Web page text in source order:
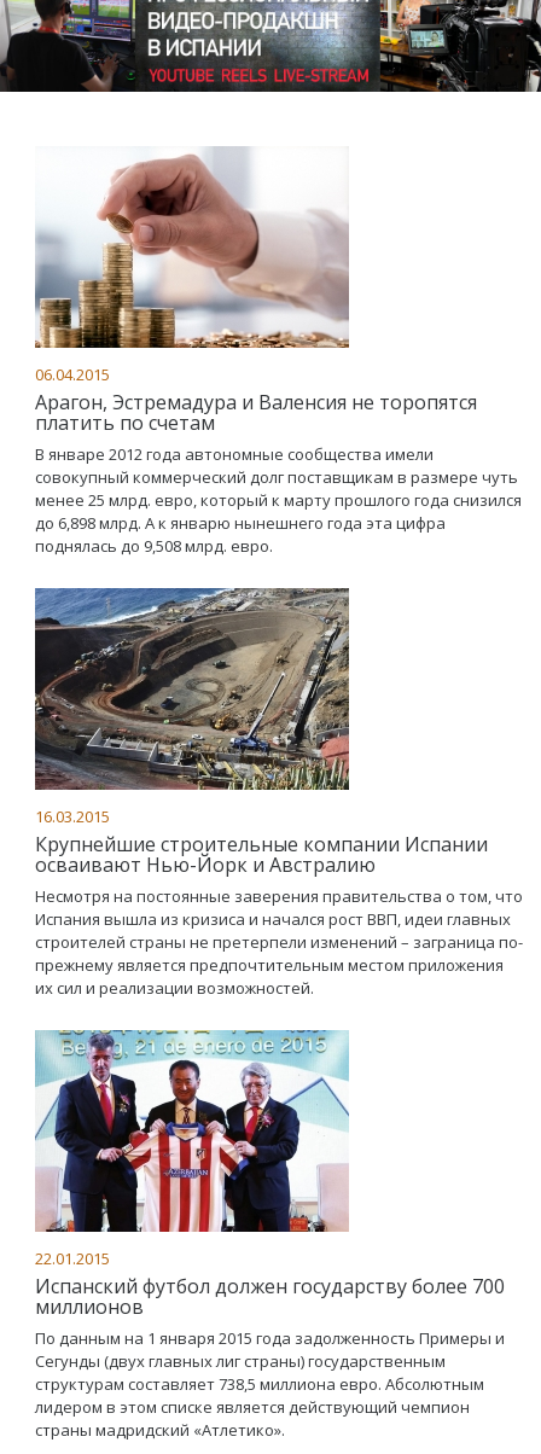
06.04.2015
Арагон, Эстремадура и Валенсия не торопятся
платить по счетам
В январе 2012 года автономные сообщества имели
совокупный коммерческий долг поставщикам в размере чуть
менее 25 млрд. евро, который к марту прошлого года снизился
до 6,898 млрд. А к январю нынешнего года эта цифра
поднялась до 9,508 млрд. евро.
16.03.2015
Крупнейшие строительные компании Испании
осваивают Нью-Йорк и Австралию
Несмотря на постоянные заверения правительства о том, что
Испания вышла из кризиса и начался рост ВВП, идеи главных
строителей страны не претерпели изменений – заграница по-
прежнему является предпочтительным местом приложения
их сил и реализации возможностей.
22.01.2015
Испанский футбол должен государству более 700
миллионов
По данным на 1 января 2015 года задолженность Примеры и
Сегунды (двух главных лиг страны) государственным
структурам составляет 738,5 миллиона евро. Абсолютным
лидером в этом списке является действующий чемпион
страны мадридский «Атлетико».